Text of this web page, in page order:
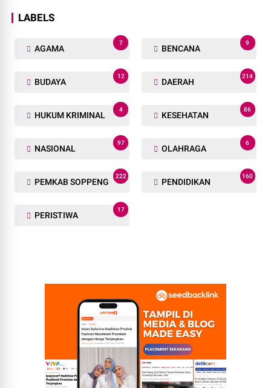
LABELS
AGAMA
7
BENCANA
9
BUDAYA
12
DAERAH
214
HUKUM KRIMINAL
4
KESEHATAN
86
NASIONAL
97
OLAHRAGA
6
PEMKAB SOPPENG
222
PENDIDIKAN
160
PERISTIWA
17